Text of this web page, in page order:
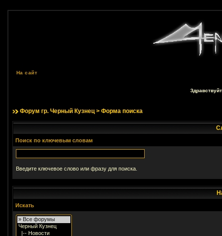
На сайт
Форум гр. Черный Кузнец> Форма поиска
Поиск по ключевым словам
Введите ключевое слово или фразу для поиска.
Искать